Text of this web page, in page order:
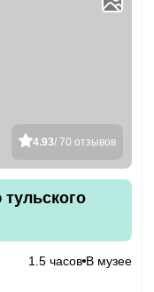
4.93/ 70 отзывов
1.5 часов В музее